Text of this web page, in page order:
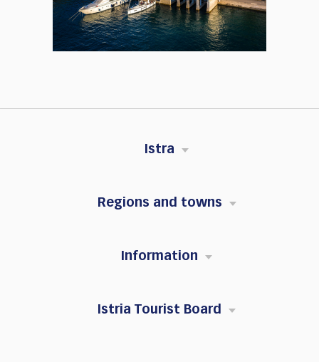
Istra
Regions and towns
Information
Istria Tourist Board